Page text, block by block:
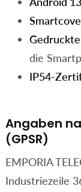
die
IP54-
Angaben
(GPSR)
EMPORIA
Industriezeile